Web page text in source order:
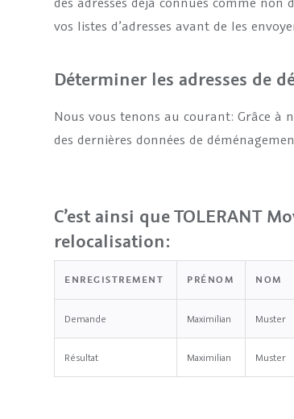
vos listes d’adresses avant de les
Déterminer les adresses de
Nous vous tenons au courant: Grâce à
des dernières données de
C’est ainsi que TOLERANT
relocalisation:
ENREGISTREMENT PRÉNOM NOM
Demande Maximilian Muster
Résultat Maximilian Muster